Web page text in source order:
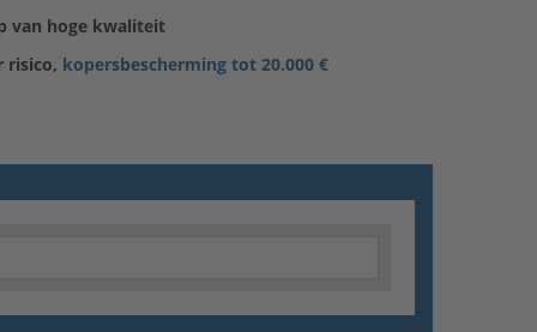
van hoge kwaliteit
risico, kopersbescherming tot 20.000 €